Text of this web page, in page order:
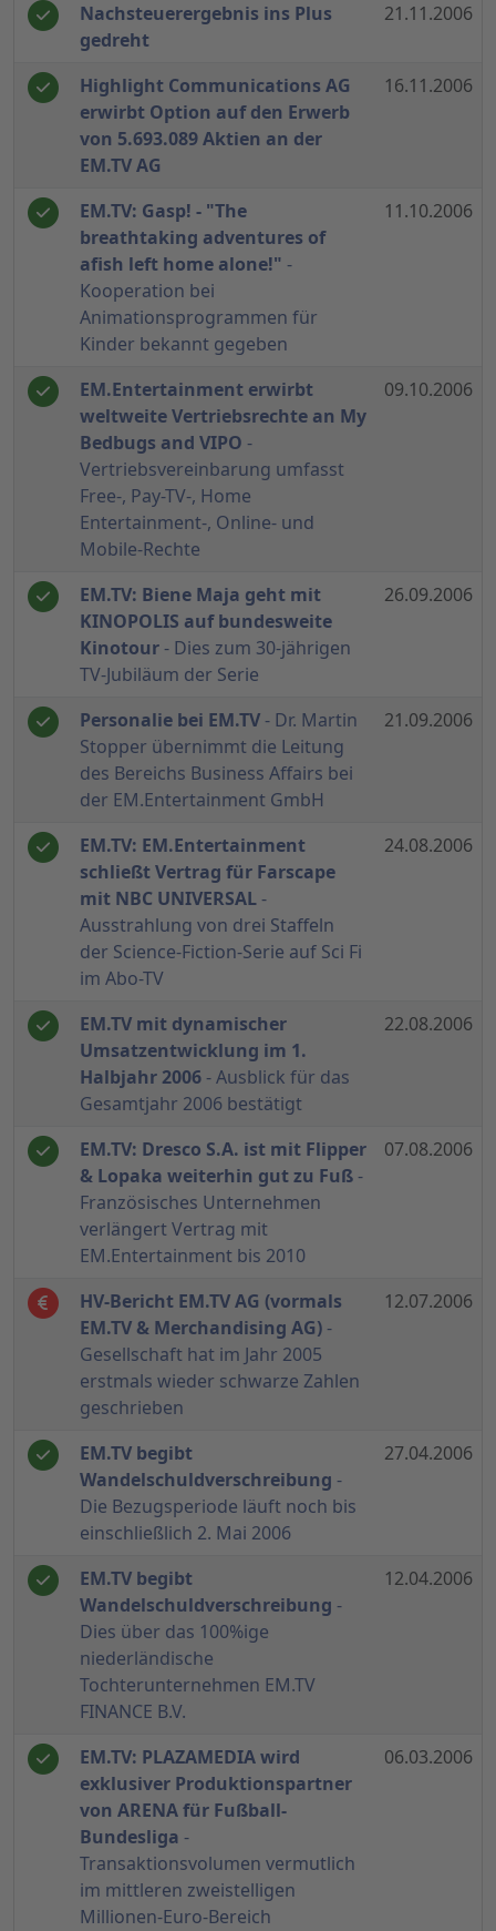
Nachsteuerergebnis ins Plus
gedreht
21.11.2006
Highlight Communications AG
erwirbt Option auf den Erwerb
von 5.693.089 Aktien an der
EM.TV AG
16.11.2006
EM.TV: Gasp! - "The
breathtaking adventures of
afish left home alone!" -
Kooperation bei
Animationsprogrammen für
Kinder bekannt gegeben
11.10.2006
EM.Entertainment erwirbt
weltweite Vertriebsrechte an My
Bedbugs and VIPO -
Vertriebsvereinbarung umfasst
Free-, Pay-TV-, Home
Entertainment-, Online- und
Mobile-Rechte
09.10.2006
EM.TV: Biene Maja geht mit
KINOPOLIS auf bundesweite
Kinotour- Dies zum 30-jährigen
TV-Jubiläum der Serie
26.09.2006
Personalie bei EM.TV - Dr. Martin
Stopper übernimmt die Leitung
des Bereichs Business Affairs bei
der EM.Entertainment GmbH
21.09.2006
EM.TV: EM.Entertainment
schließt Vertrag für Farscape
mit NBC UNIVERSAL-
Ausstrahlung von drei Staffeln
der Science-Fiction-Serie auf Sci Fi
im Abo-TV
24.08.2006
EM.TV mit dynamischer
Umsatzentwicklung im 1.
Halbjahr 2006 - Ausblick für das
Gesamtjahr 2006 bestätigt
22.08.2006
EM.TV: Dresco S.A. ist mit Flipper
& Lopaka weiterhin gut zu Fuß-
Französisches Unternehmen
verlängert Vertrag mit
EM.Entertainment bis 2010
07.08.2006
HV-Bericht EM.TV AG (vormals
EM.TV & Merchandising AG) -
Gesellschaft hat im Jahr 2005
erstmals wieder schwarze Zahlen
geschrieben
12.07.2006
EM.TV begibt
Wandelschuldverschreibung -
Die Bezugsperiode läuft noch bis
einschließlich 2. Mai 2006
27.04.2006
EM.TV begibt
Wandelschuldverschreibung -
Dies über das 100%ige
niederländische
Tochterunternehmen EM.TV
FINANCE B.V.
12.04.2006
EM.TV: PLAZAMEDIA wird
exklusiver Produktionspartner
von ARENA für Fußball-
Bundesliga -
Transaktionsvolumen vermutlich
im mittleren zweistelligen
Millionen-Euro-Bereich
06.03.2006